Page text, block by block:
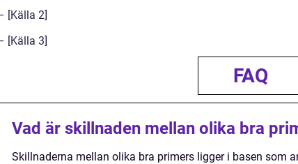
[Källa 2]
[Källa 3]
FAQ
Vad är skillnaden mellan olika bra
Skillnaderna mellan olika bra primers ligger i basen som